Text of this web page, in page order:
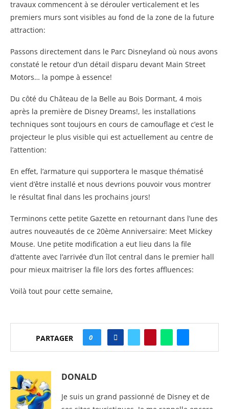
travaux commencent à se dérouler verticalement et les
premiers murs sont visibles au fond de la zone de la future
attraction:
Passons directement dans le Parc Disneyland où nous avons
constaté le retour d’un détail disparu devant Main Street
Motors… la pompe à essence!
Du côté du Château de la Belle au Bois Dormant, 4 mois
après la première de Disney Dreams!, les installations
techniques sont toujours en cours de camouflage et c’est le
projecteur le plus visible qui est actuellement au centre de
l’attention:
En effet, l’armature qui supportera le masque thématisé
vient d’être installé et nous devrions pouvoir vous montrer
le résultat final dans les prochains jours!
Terminons cette petite Gazette en retournant dans l’une des
autres nouveautés de ce 20ème Anniversaire: Meet Mickey
Mouse. Une petite modification a eut lieu dans la file
d’attente avec l’arrivée d’un îlot central dans le premier hall
pour mieux maitriser la file lors des fortes affluences:
Voilà tout pour cette semaine,
PARTAGER 0
DONALD
Je suis un grand passionné de Disney et de